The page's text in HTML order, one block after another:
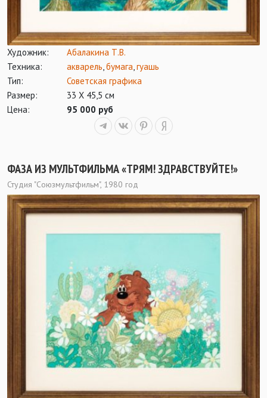
Художник:
Абалакина Т.В.
Техника:
акварель,бумага,гуашь
Тип:
Советская графика
Размер:
33 Х 45,5 см
Цена:
95 000 руб
ФАЗА ИЗ МУЛЬТФИЛЬМА «ТРЯМ! ЗДРАВСТВУЙТЕ!»
Студия "Союзмультфильм", 1980 год